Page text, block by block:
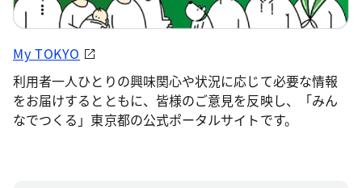
My TOKYO
利用者一人ひとりの興味関心や状況に応じて必要な情報
をお届けするとともに、皆様のご意見を反映し、「みん
なでつくる」東京都の公式ポータルサイトです。